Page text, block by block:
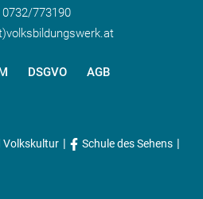
0732/773190
DSGVO AGB
Volkskultur | Schule des Sehens |